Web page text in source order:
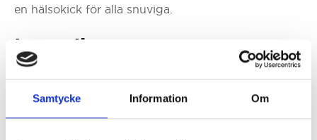
Samtycke Information Om
en hälsokick för alla snuviga.
Ingredienser
1 kg
Butternutpumpa
1 st
1 st
Selleri